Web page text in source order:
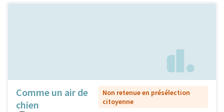
Comme un air de
chien
Non retenue en présélection
citoyenne